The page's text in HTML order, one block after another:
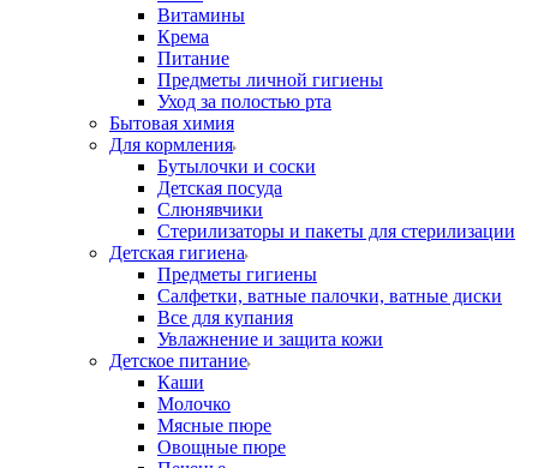
Витамины
Крема
Питание
Предметы личной гигиены
Уход за полостью рта
Бытовая химия
Для кормления
Бутылочки и соски
Детская посуда
Слюнявчики
Стерилизаторы и пакеты для стерилизации
Детская гигиена
Предметы гигиены
Салфетки, ватные палочки, ватные диски
Все для купания
Увлажнение и защита кожи
Детское питание
Каши
Молочко
Мясные пюре
Овощные пюре